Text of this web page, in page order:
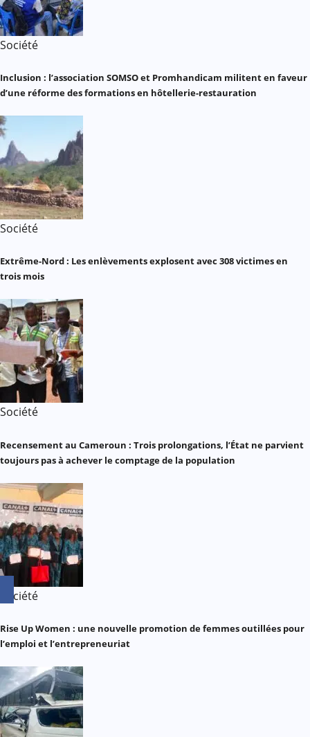
Société
Inclusion : l’association SOMSO et Promhandicam militent en faveur
d’une réforme des formations en hôtellerie-restauration
Société
Extrême-Nord : Les enlèvements explosent avec 308 victimes en
trois mois
Société
Recensement au Cameroun : Trois prolongations, l’État ne parvient
toujours pas à achever le comptage de la population
Société
Rise Up Women : une nouvelle promotion de femmes outillées pour
l’emploi et l’entrepreneuriat